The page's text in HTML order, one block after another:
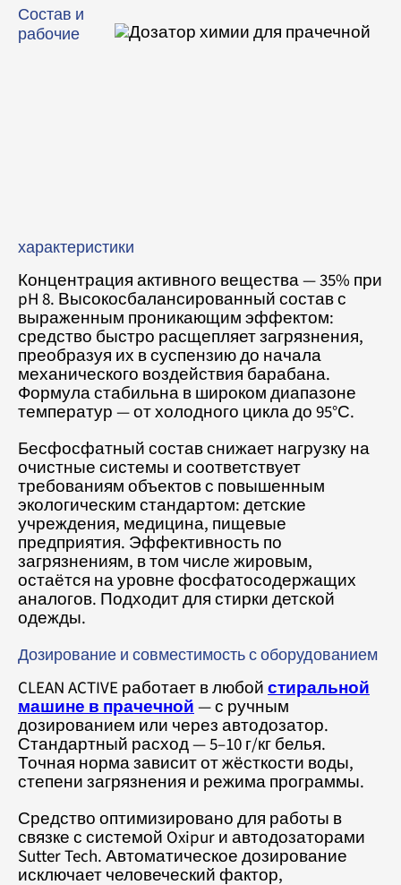
Состав и
рабочие
характеристики
Концентрация активного вещества — 35% при
pH 8. Высокосбалансированный состав с
выраженным проникающим эффектом:
средство быстро расщепляет загрязнения,
преобразуя их в суспензию до начала
механического воздействия барабана.
Формула стабильна в широком диапазоне
температур — от холодного цикла до 95°С.
Бесфосфатный состав снижает нагрузку на
очистные системы и соответствует
требованиям объектов с повышенным
экологическим стандартом: детские
учреждения, медицина, пищевые
предприятия. Эффективность по
загрязнениям, в том числе жировым,
остаётся на уровне фосфатосодержащих
аналогов. Подходит для стирки детской
одежды.
Дозирование и совместимость с оборудованием
CLEAN ACTIVE работает в любойстиральной
машине в прачечной— с ручным
дозированием или через автодозатор.
Стандартный расход — 5–10 г/кг белья.
Точная норма зависит от жёсткости воды,
степени загрязнения и режима программы.
Средство оптимизировано для работы в
связке с системой Oxipur и автодозаторами
Sutter Tech. Автоматическое дозирование
исключает человеческий фактор,